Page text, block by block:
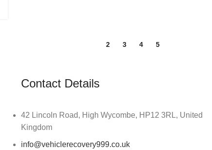
2 3 4 5
Contact Details
42 Lincoln Road, High Wycombe, HP12 3RL, United
Kingdom
info@vehiclerecovery999.co.uk